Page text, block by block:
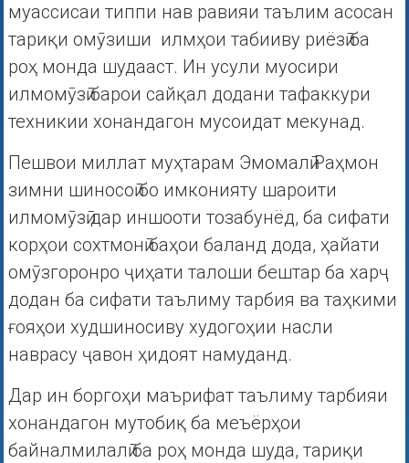
муассисаи типпи нав равияи таълим асосан
тариқи омӯзиши илмҳои табииву риёзӣ ба
роҳ монда шудааст. Ин усули муосири
илмомӯзӣ барои сайқал додани тафаккури
техникии хонандагон мусоидат мекунад.
Пешвои миллат муҳтарам Эмомалӣ Раҳмон
зимни шиносоӣ бо имконияту шароити
илмомӯзӣ дар иншооти тозабунёд, ба сифати
корҳои сохтмонӣ баҳои баланд дода, ҳайати
омӯзгоронро ҷиҳати талоши бештар ба харҷ
додан ба сифати таълиму тарбия ва таҳкими
ғояҳои худшиносиву худогоҳии насли
наврасу ҷавон ҳидоят намуданд.
Дар ин боргоҳи маърифат таълиму тарбияи
хонандагон мутобиқ ба меъёрҳои
байналмилалӣ ба роҳ монда шуда, тариқи